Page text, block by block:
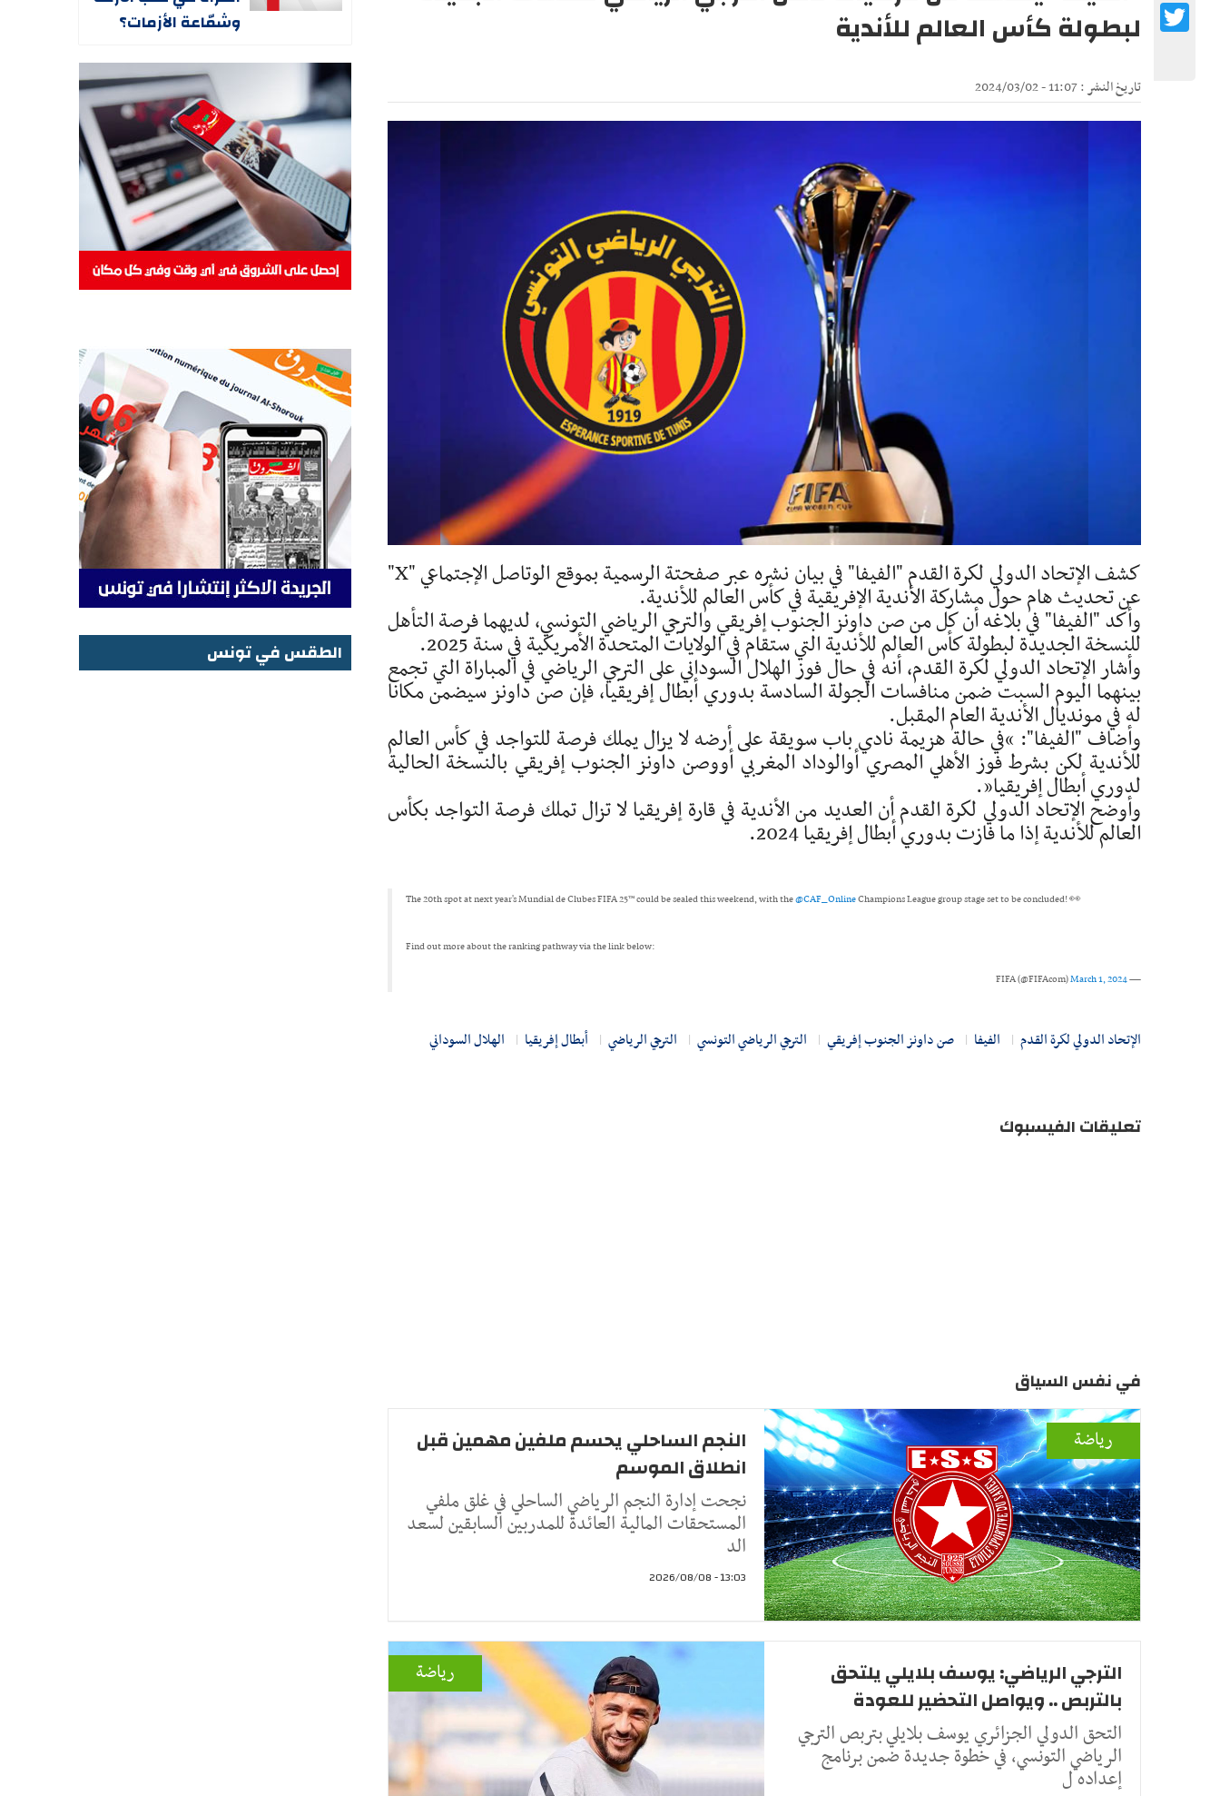
لبطولة كأس العالم للأندية
تاريخ النشر : 11:07 - 2024/03/02
كشف الإتحاد الدولي لكرة القدم "الفيفا" في بيان نشره عبر صفحتة الرسمية بموقع الوتاصل الإجتماعي "X"
عن تحديث هام حول مشاركة الأندية الإفريقية في كأس العالم للأندية.
وأكد "الفيفا" في بلاغه أن كل من صن داونز الجنوب إفريقي والترجي الرياضي التونسي، لديهما فرصة التأهل
للنسخة الجديدة لبطولة كأس العالم للأندية التي ستقام في الولايات المتحدة الأمريكية في سنة 2025.
وأشار الإتحاد الدولي لكرة القدم، أنه في حال فوز الهلال السوداني على الترجي الرياضي في المباراة التي تجمع
بينهما اليوم السبت ضمن منافسات الجولة السادسة بدوري أبطال إفريقيا، فإن صن داونز سيضمن مكانا
له في مونديال الأندية العام المقبل.
وأضاف "الفيفا": “في حالة هزيمة نادي باب سويقة على أرضه لا يزال يملك فرصة للتواجد في كأس العالم
للأندية لكن بشرط فوز الأهلي المصري أوالوداد المغربي أووصن داونز الجنوب إفريقي بالنسخة الحالية
لدوري أبطال إفريقيا”.
وأوضح الإتحاد الدولي لكرة القدم أن العديد من الأندية في قارة إفريقيا لا تزال تملك فرصة التواجد بكأس
العالم للأندية إذا ما فازت بدوري أبطال إفريقيا 2024.
The 20th spot at next year's Mundial de Clubes FIFA 25™ could be sealed this weekend, with the@CAF_OnlineChampions League group stage set to be concluded! 👀
Find out more about the ranking pathway via the link below:
— FIFA (@FIFAcom)
March 1, 2024
الإتحاد الدولي لكرة القدم الفيفا صن داونز الجنوب إفريقي الترجي الرياضي التونسي الترجي الرياضي أبطال إفريقيا الهلال السوداني
Twitter
تعليقات الفيسبوك
في نفس السياق
رياضة
النجم الساحلي يحسم ملفين مهمين قبل
انطلاق الموسم
نجحت إدارة النجم الرياضي الساحلي في غلق ملفي
المستحقات المالية العائدة للمدربين السابقين لسعد
الد
13:03 - 2026/08/08
رياضة
الترجي الرياضي: يوسف بلايلي يلتحق
بالتربص .. ويواصل التحضير للعودة
التحق الدولي الجزائري يوسف بلايلي بتربص الترجي
الرياضي التونسي، في خطوة جديدة ضمن برنامج
إعداده ل
وشمّاعة الأزمات؟
الطقس في تونس